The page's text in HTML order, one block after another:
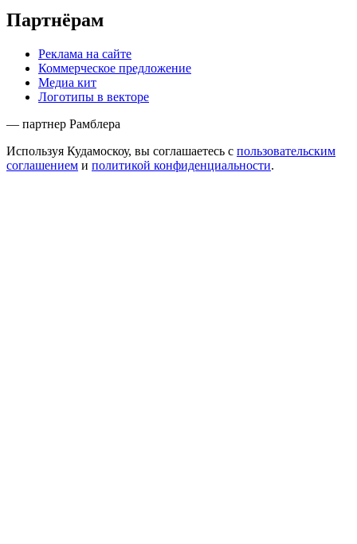
Партнёрам
Реклама на сайте
Коммерческое предложение
Медиа кит
Логотипы в векторе
— партнер Рамблера
Используя Кудамоскоу, вы соглашаетесь с пользовательским
соглашением и политикой конфиденциальности.